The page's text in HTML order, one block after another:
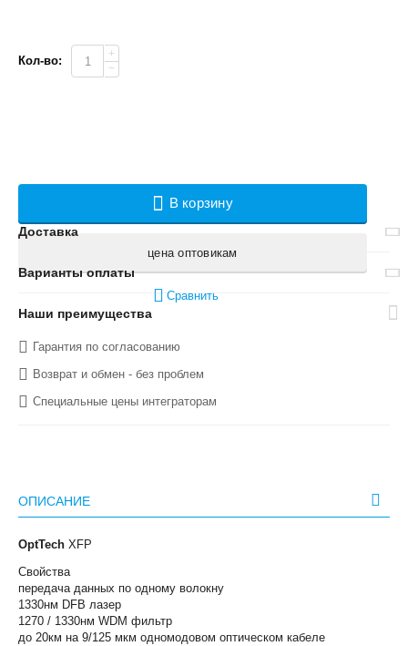
Кол-во:
+
−
В корзину
цена оптовикам
Сравнить
Доставка
Варианты оплаты
Наши преимущества
Гарантия по согласованию
Возврат и обмен - без проблем
Специальные цены интеграторам
ОПИСАНИЕ
OptTech XFP
Свойства
передача данных по одному волокну
1330нм DFB лазер
1270 / 1330нм WDM фильтр
до 20км на 9/125 мкм одномодовом оптическом кабеле